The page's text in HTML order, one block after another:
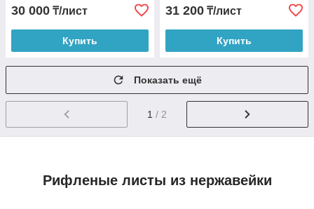
30 000 ₸/лист
Купить
31 200 ₸/лист
Купить
Показать ещё
1 / 2
Рифленые листы из нержавейки